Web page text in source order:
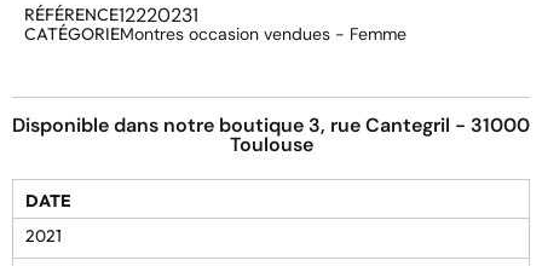
RÉFÉRENCE12220231
CATÉGORIEMontres occasion vendues - Femme
Disponible dans notre boutique 3, rue Cantegril - 31000
Toulouse
DATE
2021